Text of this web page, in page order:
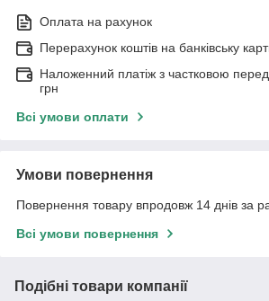
Оплата на рахунок
Перерахунок коштів на банківську
Наложенний платіж з частковою
грн
Всі умови оплати
Умови повернення
Повернення товару впродовж 14 днів за
Всі умови повернення
Подібні товари компанії